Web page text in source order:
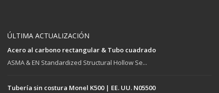
ÚLTIMA ACTUALIZACIÓN
Acero al carbono rectangular & Tubo cuadrado
ASMA & EN Standardized Structural Hollow Se...
Tubería sin costura Monel K500 | EE. UU. N05500